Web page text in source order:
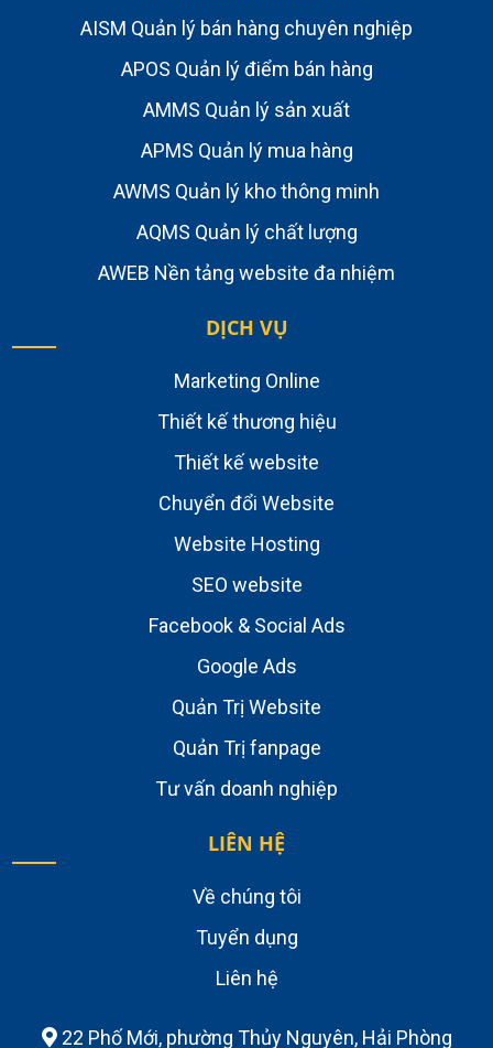
AISM Quản lý bán hàng chuyên nghiệp
APOS Quản lý điểm bán hàng
AMMS Quản lý sản xuất
APMS Quản lý mua hàng
AWMS Quản lý kho thông minh
AQMS Quản lý chất lượng
AWEB Nền tảng website đa nhiệm
DỊCH VỤ
Marketing Online
Thiết kế thương hiệu
Thiết kế website
Chuyển đổi Website
Website Hosting
SEO website
Facebook & Social Ads
Google Ads
Quản Trị Website
Quản Trị fanpage
Tư vấn doanh nghiệp
LIÊN HỆ
Về chúng tôi
Tuyển dụng
Liên hệ
22 Phố Mới, phường Thủy Nguyên, Hải Phòng